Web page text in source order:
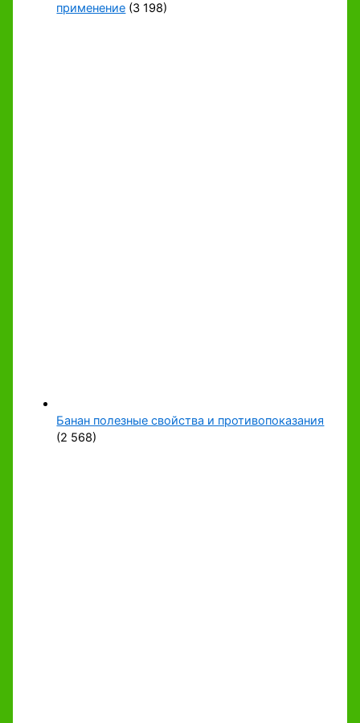
применение (3 198)
Банан полезные свойства и противопоказания
(2 568)